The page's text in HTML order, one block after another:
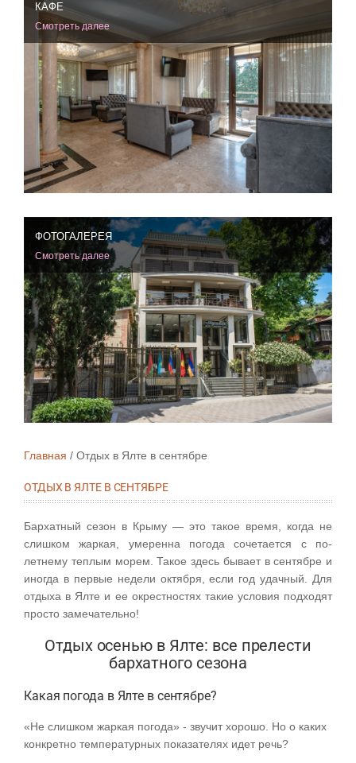
КАФЕ
Смотреть далее
ФОТОГАЛЕРЕЯ
Смотреть далее
Главная Отдых в Ялте в сентябре
ОТДЫХ В ЯЛТЕ В СЕНТЯБРЕ
Бархатный сезон в Крыму — это такое время, когда не
слишком жаркая, умеренна погода сочетается с по-
летнему теплым морем. Такое здесь бывает в сентябре и
иногда в первые недели октября, если год удачный. Для
отдыха в Ялте и ее окрестностях такие условия подходят
просто замечательно!
Отдых осенью в Ялте: все прелести
бархатного сезона
Какая погода в Ялте в сентябре?
«Не слишком жаркая погода» - звучит хорошо. Но о каких
конкретно температурных показателях идет речь?